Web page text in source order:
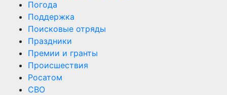
Погода
Поддержка
Поисковые отряды
Праздники
Премии и гранты
Происшествия
Росатом
СВО